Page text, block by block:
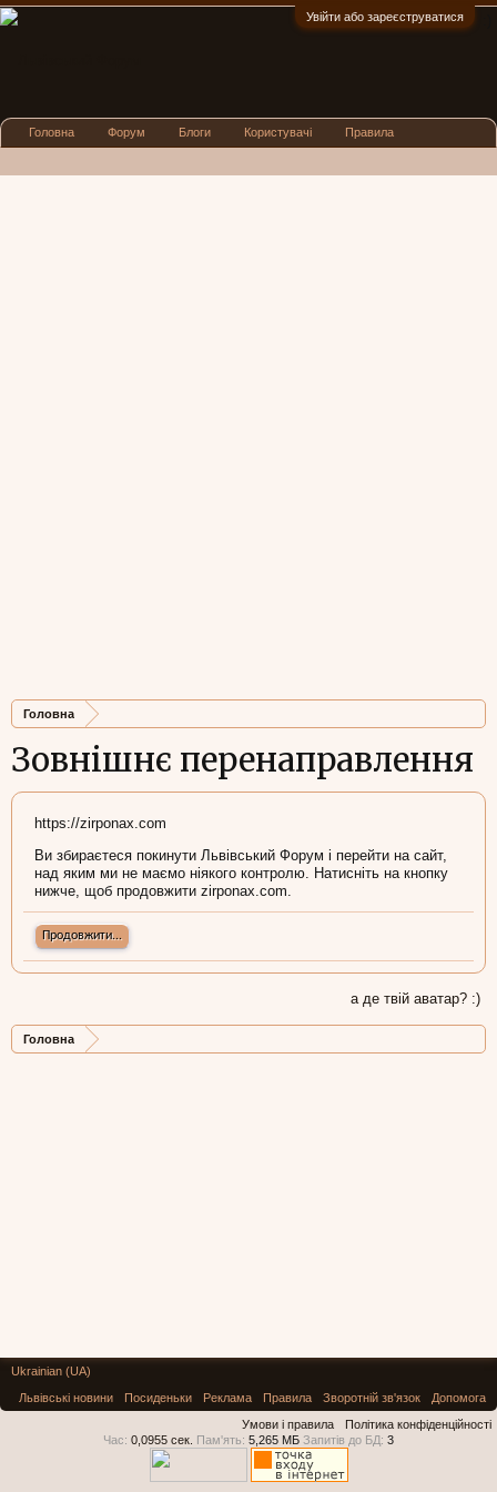
Увійти або зареєструватися
Головна
Зовнішнє перенаправлення
https://zirponax.com
Ви збираєтеся покинути Львівський Форум і перейти на сайт,
над яким ми не маємо ніякого контролю. Натисніть на кнопку
нижче, щоб продовжити zirponax.com.
Продовжити...
а де твій аватар? :)
Головна
Головна Форум Блоги Користувачі Правила
Ukrainian (UA)
Львівські новини
Посиденьки Реклама Правила Зворотній зв'язок
Допомога
Умови і правила
Політика конфіденційності
Час: 0,0955 сек. Пам'ять: 5,265 МБ Запитів до БД: 3